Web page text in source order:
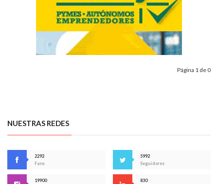
Página 1 de 0
NUESTRAS REDES
2292
Fans
5992
Seguidores
19900
830